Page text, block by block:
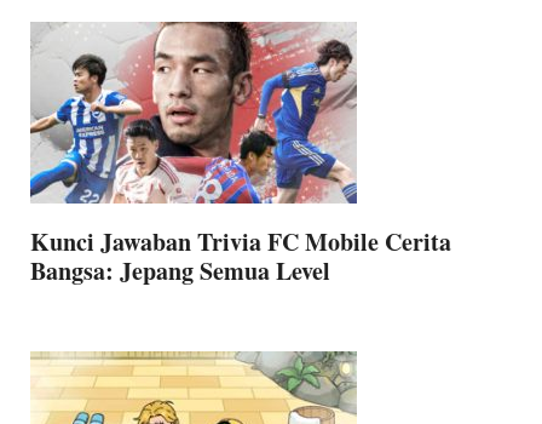
Kunci Jawaban Trivia FC Mobile Cerita
Bangsa: Jepang Semua Level